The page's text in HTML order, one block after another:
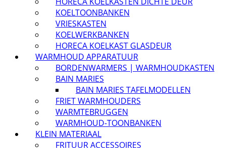
KOELTOONBANKEN
VRIESKASTEN
KOELWERKBANKEN
HORECA KOELKAST GLASDEUR
WARMHOUD APPARATUUR
BORDENWARMERS | WARMHOUDKASTEN
BAIN MARIES
BAIN MARIES TAFELMODELLEN
FRIET WARMHOUDERS
WARMTEBRUGGEN
WARMHOUD-TOONBANKEN
KLEIN MATERIAAL
FRITUUR ACCESSOIRES